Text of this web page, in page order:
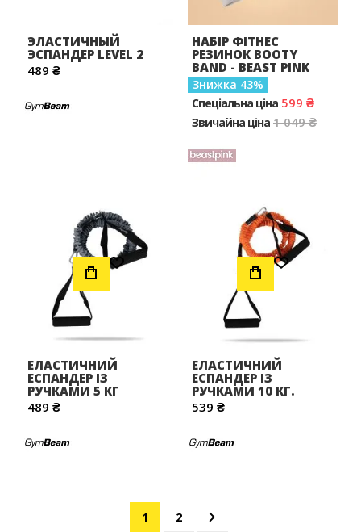
ЭЛАСТИЧНЫЙ
ЭСПАНДЕР LEVEL 2
489 ₴
НАБІР ФІТНЕС
РЕЗИНОК BOOTY
BAND - BEAST PINK
Знижка 43
Спеціальна ціна 599 ₴
Звичайна ціна 1 049 ₴
Додати до Списку Бажань
ЕЛАСТИЧНИЙ
ЕСПАНДЕР ІЗ
РУЧКАМИ 5 КГ
489 ₴
Додати до Списку Бажань
ЕЛАСТИЧНИЙ
ЕСПАНДЕР ІЗ
РУЧКАМИ 10 КГ.
539 ₴
You're currently reading page
1 Сторінка
2 Сторінка
Наступне